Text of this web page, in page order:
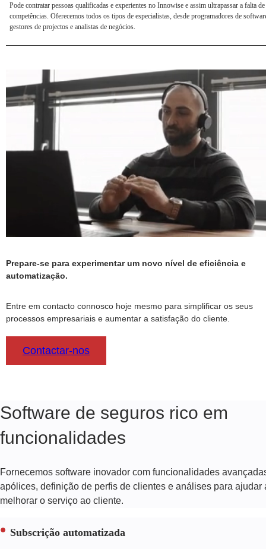
Pode contratar pessoas qualificadas e experientes no Innowise e assim ultrapassar a falta de
competências. Oferecemos todos os tipos de especialistas, desde programadores de
gestores de projectos e analistas de negócios.
Prepare-se para experimentar um novo nível de eficiência e
automatização.
Entre em contacto connosco hoje mesmo para simplificar os seus
processos empresariais e aumentar a satisfação do cliente.
Contactar-nos
Software de seguros rico em
funcionalidades
Fornecemos software inovador com funcionalidades
apólices, definição de perfis de clientes e análises para
melhorar o serviço ao cliente.
Subscrição automatizada